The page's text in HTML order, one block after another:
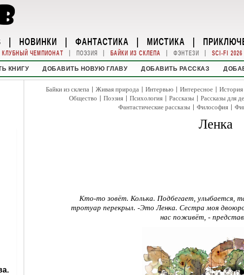
| НОВИНКИ | ФАНТАСТИКА | МИСТИКА |
КЛУБНЫЙ ЧЕМПИОНАТ | ПОЭЗИЯ | БАЙКИ ИЗ СКЛЕПА | ФЭНТЕЗИ | SCI-FI 2026
КНИГУ ДОБАВИТЬ НОВУЮ ГЛАВУ ДОБАВИТЬ РАССКАЗ
Байки из склепа | Живая природа | Интервью | Интересное | История
Общество | Поэзия | Психология | Рассказы | Рассказы для
Фантастические рассказы | Философия |
Ленка
Кто-то зовёт. Колька. Подбегает, улыбается,
тротуар перекрыл. -Это Ленка. Сестра моя
нас поживёт, -